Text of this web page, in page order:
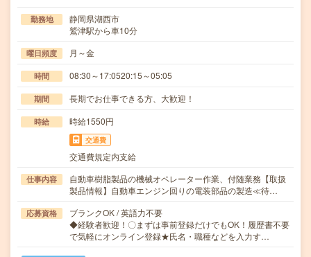
勤務地
静岡県湖西市
鷲津駅から車10分
曜日頻度 月～金
時間 08:30～17:0520:15～05:05
期間 長期でお仕事できる方、大歓迎！
時給 時給1550円
交通費
交通費規定内支給
仕事内容
自動車樹脂製品の機械オペレーター作業、付随業務【取扱
製品情報】自動車エンジン回りの電装部品の製造≪待…
応募資格
ブランクOK / 英語力不要
◆経験者歓迎！〇まずは事前登録だけでもOK！履歴書不要
で気軽にオンライン登録★氏名・職種などを入力す…